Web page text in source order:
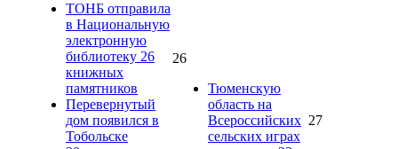
ТОНБ отправила
в Национальную
электронную
библиотеку 26
книжных
памятников
Перевернутый
дом появился в
Тобольске
26
Тюменскую
область на
Всероссийских
сельских играх
27